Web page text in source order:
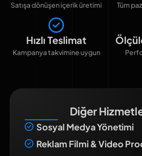
Satışa dönüşen içerik üretimi Tüm
Hızlı Teslimat
Kampanya takvimine uygun
Diğer
Sosyal Medya Yönetimi
Reklam Filmi & Video